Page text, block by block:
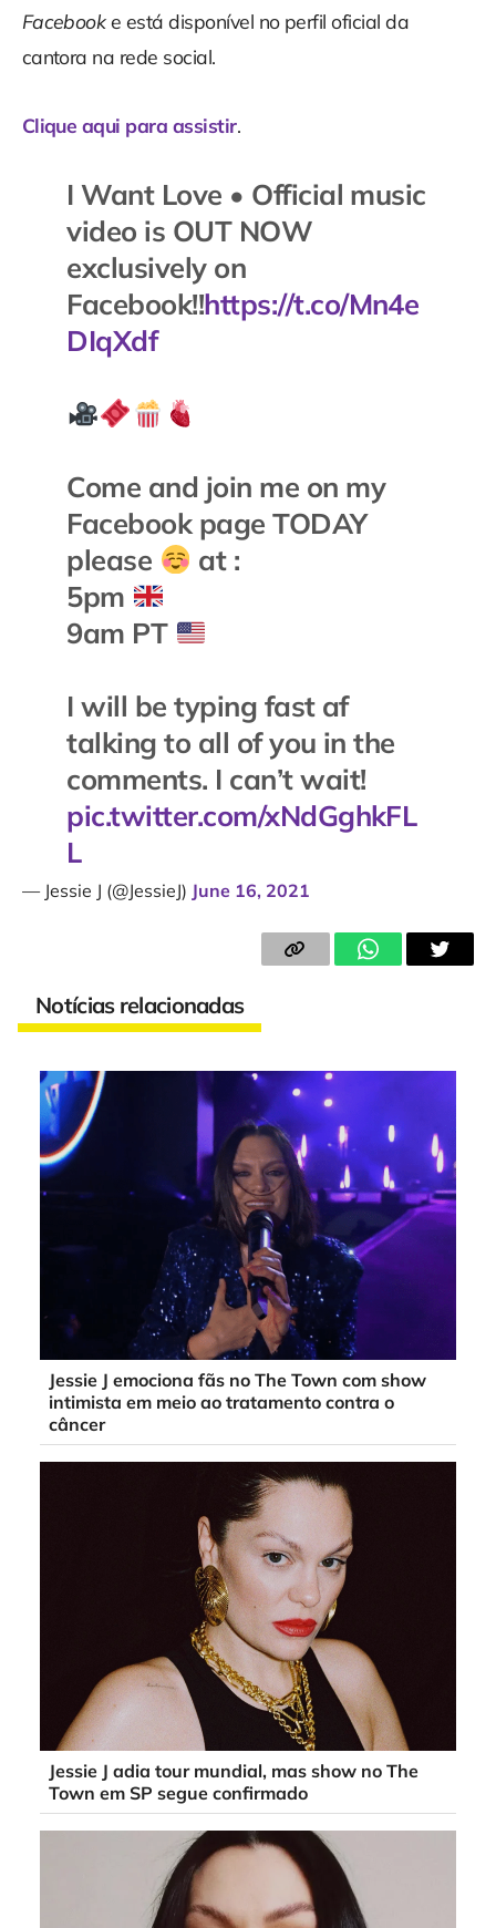
Facebooke está disponível no perfil oficial da
cantora na rede social.
Clique aqui para assistir.
I Want Love • Official music
video is OUT NOW
exclusively on
Facebook!!https://t.co/Mn4e
DIqXdf
Come and join me on my
Facebook page TODAY
please
at :
5pm
9am PT
I will be typing fast af
talking to all of you in the
comments. I can’t wait!
pic.twitter.com/xNdGghkFL
L
— Jessie J (@JessieJ) June 16, 2021
Notícias relacionadas
Jessie J emociona fãs no The Town com show
intimista em meio ao tratamento contra o
câncer
Jessie J adia tour mundial, mas show no The
Town em SP segue confirmado